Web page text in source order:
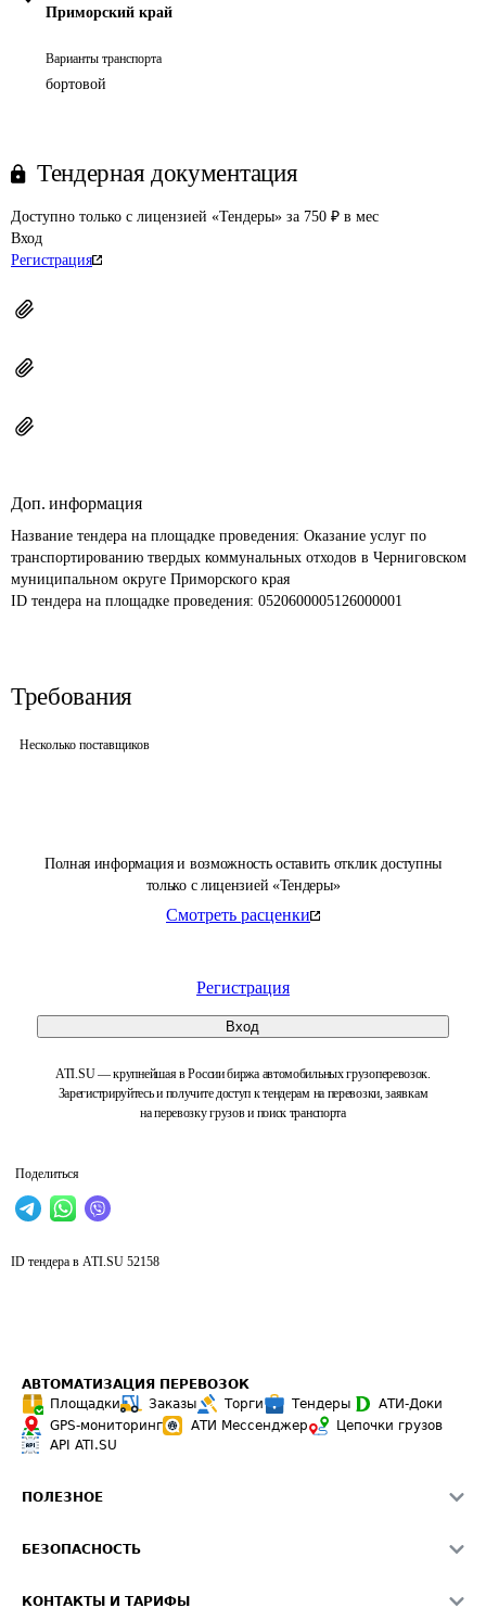
Полная информация и возможность оставить отклик доступны
только с лицензией «Тендеры»
Смотреть расценки
Регистрация
Вход
ATI.SU — крупнейшая в России биржа автомобильных грузоперевозок.
Зарегистрируйтесь и получите доступ к тендерам на перевозки, заявкам
на перевозку грузов и поиск транспорта
Поделиться
Приморский край
Варианты транспорта
бортовой
Тендерная документация
Доступно только с лицензией «Тендеры» за 750 ₽ в мес
Вход
Регистрация
Доп. информация
Название тендера на площадке проведения: Оказание услуг по
транспортированию твердых коммунальных отходов в Черниговском
муниципальном округе Приморского края
ID тендера на площадке проведения: 0520600005126000001
Требования
Несколько поставщиков
ID тендера в ATI.SU 52158
АВТОМАТИЗАЦИЯ ПЕРЕВОЗОК
Площадки
Заказы Торги Тендеры
АТИ-Доки
GPS-мониторинг
АТИ Мессенджер
Цепочки грузов
API ATI.SU
ПОЛЕЗНОЕ
Звезды ATI.SU на вашем сайте
БЕЗОПАСНОСТЬ
КОНТАКТЫ И ТАРИФЫ